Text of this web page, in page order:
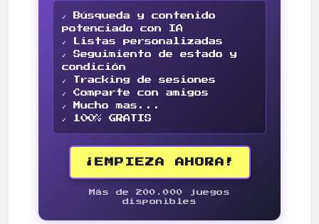
✓ Búsqueda y contenido
potenciado con IA
✓ Listas personalizadas
✓ Seguimiento de estado y
condición
✓ Tracking de sesiones
✓ Comparte con amigos
✓ Mucho mas...
✓ 100% GRATIS
¡EMPIEZA AHORA!
Más de 200.000 juegos
disponibles